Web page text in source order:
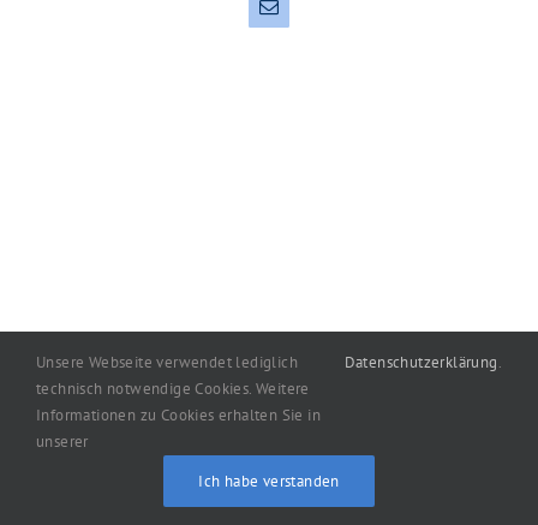
E-
Mail
Copyright 2026machart: Oelgemöller
Unsere Webseite verwendet lediglich
technisch notwendige Cookies. Weitere
Informationen zu Cookies erhalten Sie in
unserer
Datenschutzerklärung.
Ich habe verstanden